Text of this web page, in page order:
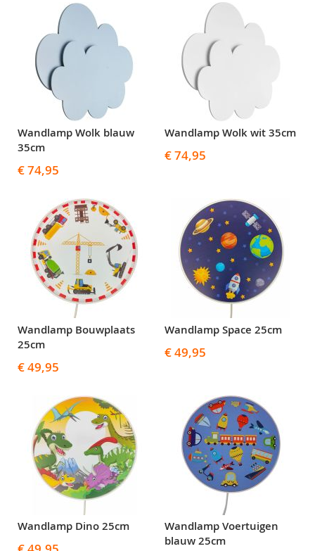
Wandlamp Wolk blauw
35cm
€ 74,95
Wandlamp Wolk wit 35cm
€ 74,95
Wandlamp Bouwplaats
25cm
€ 49,95
Wandlamp Space 25cm
€ 49,95
Wandlamp Dino 25cm
Wandlamp Voertuigen
blauw 25cm